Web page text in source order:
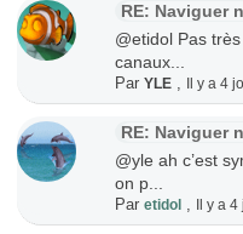
RE: Naviguer
@etidol Pas
canaux...
ParYLE , Il y a 4
RE: Naviguer
@yle ah c’est
on p...
Paretidol , Il y a